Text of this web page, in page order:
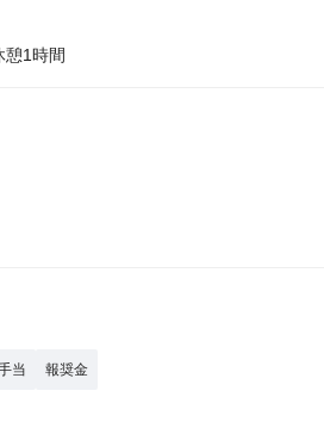
1時間
当 報奨金